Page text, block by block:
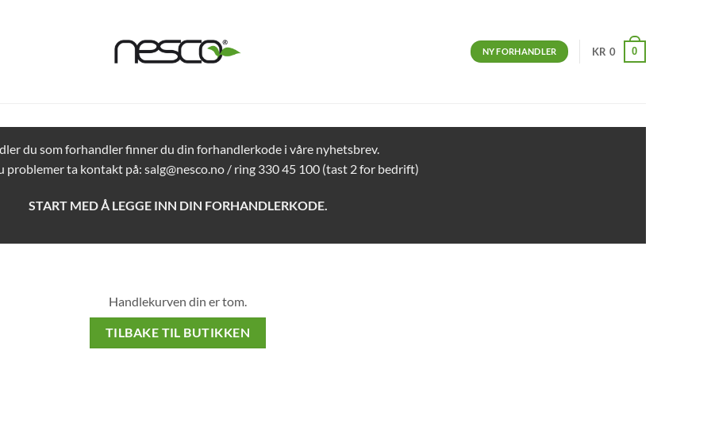
NY FORHANDLER KR 0 0
du som forhandler finner du din forhandlerkode i våre nyhetsbrev.
problemer ta kontakt på: salg@nesco.no / ring 330 45 100 (tast 2 for bedrift)
START MED Å LEGGE INN DIN FORHANDLERKODE.
Handlekurven din er tom.
TILBAKE TIL BUTIKKEN